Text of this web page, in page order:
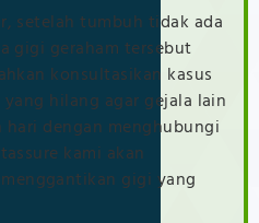
setelah tumbuh tidak ada
gigi geraham tersebut
konsultasikan kasus
hilang agar gejala lain
dengan menghubungi
kami akan
gigi yang